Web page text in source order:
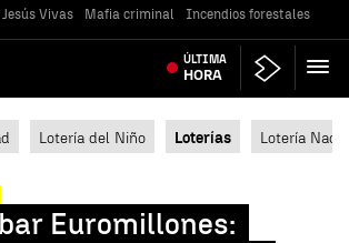
Vivas Mafia criminal Incendios forestales
ÚLTIMA
HORA
Lotería del Niño Loterías Lotería
Euromillones: